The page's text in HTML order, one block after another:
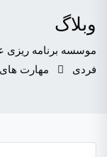
وبلاگ
موسسه برنامه ریزی
فردی
مهارت